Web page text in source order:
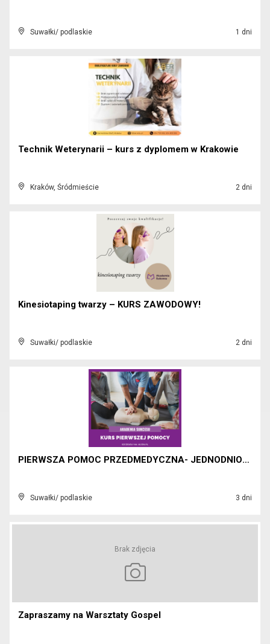
Suwałki/ podlaskie 1 dni
Technik Weterynarii – kurs z dyplomem w Krakowie
Kraków, Śródmieście 2 dni
Kinesiotaping twarzy – KURS ZAWODOWY!
Suwałki/ podlaskie 2 dni
PIERWSZA POMOC PRZEDMEDYCZNA- JEDNODNIOWY KURS!
Suwałki/ podlaskie 3 dni
Brak zdjęcia
Zapraszamy na Warsztaty Gospel